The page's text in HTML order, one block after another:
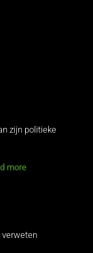
zijn politieke
more
verweten